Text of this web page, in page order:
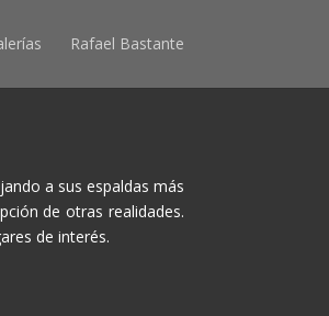
Rafael Bastante
a sus espaldas más
de otras realidades.
de interés.